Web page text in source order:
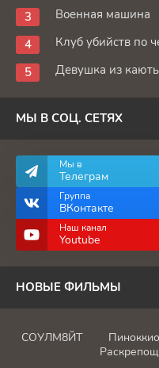
Военная машина
Клуб убийств по
Девушка из
МЫ В СОЦ. СЕТЯХ
Мы в
Телеграм
Группа
ВКонтакте
Наш канал
Youtube
НОВЫЕ ФИЛЬМЫ
СОУЛМ8ЙТ